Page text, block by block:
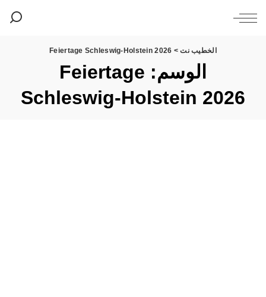
الخطيب نت>
Feiertage Schleswig-Holstein 2026
الوسم: Feiertage
Schleswig-Holstein 2026